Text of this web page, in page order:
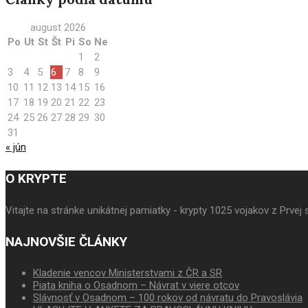
august 2026
Po Ut St Št Pi So Ne
1
2
3
4 5 6 7 8
9
10 11 12 13 14 15 16
17 18 19 20 21 22 23
24 25 26 27 28 29 30
31
« jún
O KRYPTE
Vitajte na stránke unikátnej pamiatky - krypty 1025 vojakov z
NAJNOVŠIE ČLÁNKY
Kladenie vencov Ministerstvami z ČR a SR
Piata kniha o Osadnom – Návrat v viere otcov
Slávnosť v Osadnom – 100 rokov od návratu do Pravoslávia